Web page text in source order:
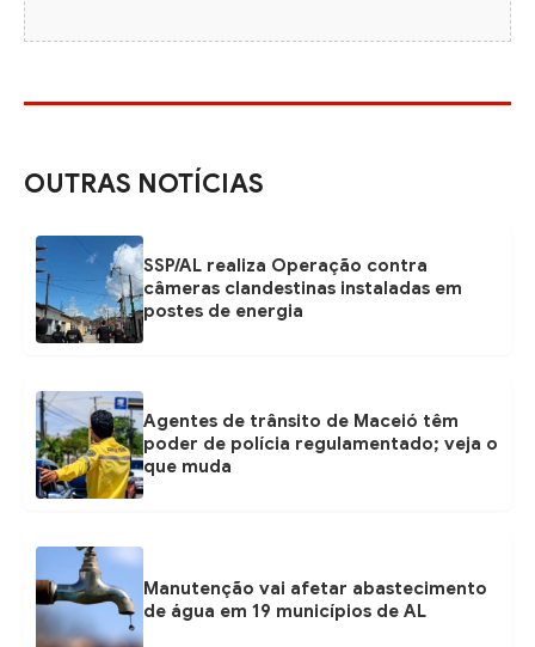
OUTRAS NOTÍCIAS
SSP/AL realiza Operação contra
câmeras clandestinas instaladas em
postes de energia
Agentes de trânsito de Maceió têm
poder de polícia regulamentado; veja o
que muda
Manutenção vai afetar abastecimento
de água em 19 municípios de AL